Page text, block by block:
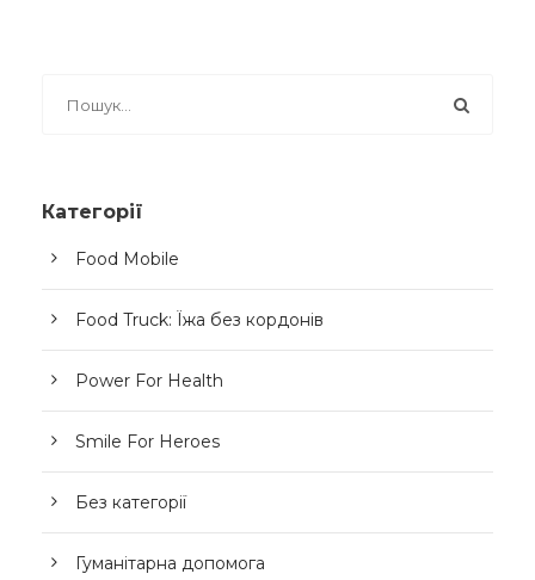
Категорії
Food Mobile
Food Truck: Їжа без кордонів
Power For Health
Smile For Heroes
Без категорії
Гуманітарна допомога